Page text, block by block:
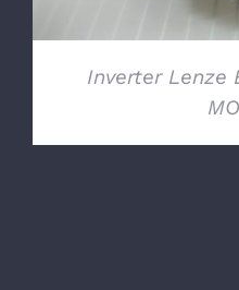
Inverter Lenze